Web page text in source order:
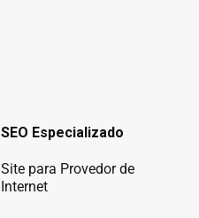
SEO Especializado
Site para Provedor de
Internet